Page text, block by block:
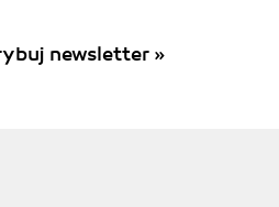
newsletter »